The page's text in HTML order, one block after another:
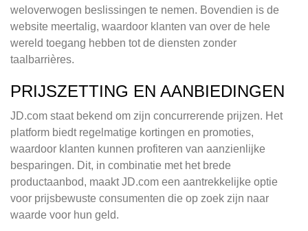
weloverwogen beslissingen te nemen. Bovendien is de
website meertalig, waardoor klanten van over de hele
wereld toegang hebben tot de diensten zonder
taalbarrières.
PRIJSZETTING EN AANBIEDINGEN
JD.com staat bekend om zijn concurrerende prijzen. Het
platform biedt regelmatige kortingen en promoties,
waardoor klanten kunnen profiteren van aanzienlijke
besparingen. Dit, in combinatie met het brede
productaanbod, maakt JD.com een aantrekkelijke optie
voor prijsbewuste consumenten die op zoek zijn naar
waarde voor hun geld.